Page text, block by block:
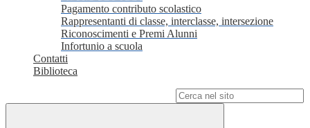
Pagamento contributo scolastico
Rappresentanti di classe, interclasse, intersezione
Riconoscimenti e Premi Alunni
Infortunio a scuola
Contatti
Biblioteca